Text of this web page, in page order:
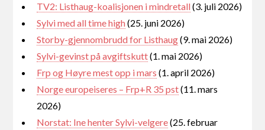
TV2: Listhaug-koalisjonen i mindretall(3. juli 2026)
Sylvi med all time high(25. juni 2026)
Storby-gjennombrudd for Listhaug(9. mai 2026)
Sylvi-gevinst på avgiftskutt(1. mai 2026)
Frp og Høyre mest opp i mars (1. april 2026)
Norge europeiseres – Frp+R 35 pst(11. mars
2026)
Norstat: Ine henter Sylvi-velgere(25. februar